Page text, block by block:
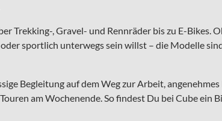
Trekking-, Gravel- und Rennräder bis zu E-Bikes.
sportlich unterwegs sein willst – die Modelle
Begleitung auf dem Weg zur Arbeit,
am Wochenende. So findest Du bei Cube ein